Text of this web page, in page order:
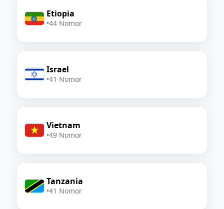
Etiopia
•44 Nomor
Israel
•41 Nomor
Vietnam
•49 Nomor
Tanzania
•41 Nomor